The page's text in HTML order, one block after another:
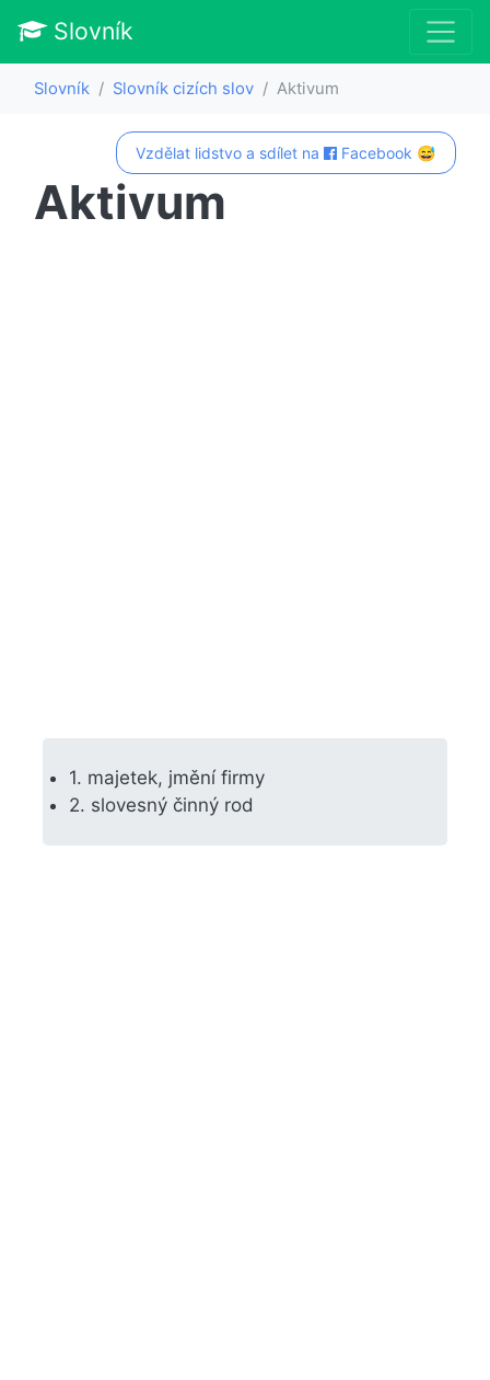
Slovník
Slovník Slovník cizích slov Aktivum
Vzdělat lidstvo a sdílet na Facebook 😅
Aktivum
1. majetek, jmění firmy
2. slovesný činný rod